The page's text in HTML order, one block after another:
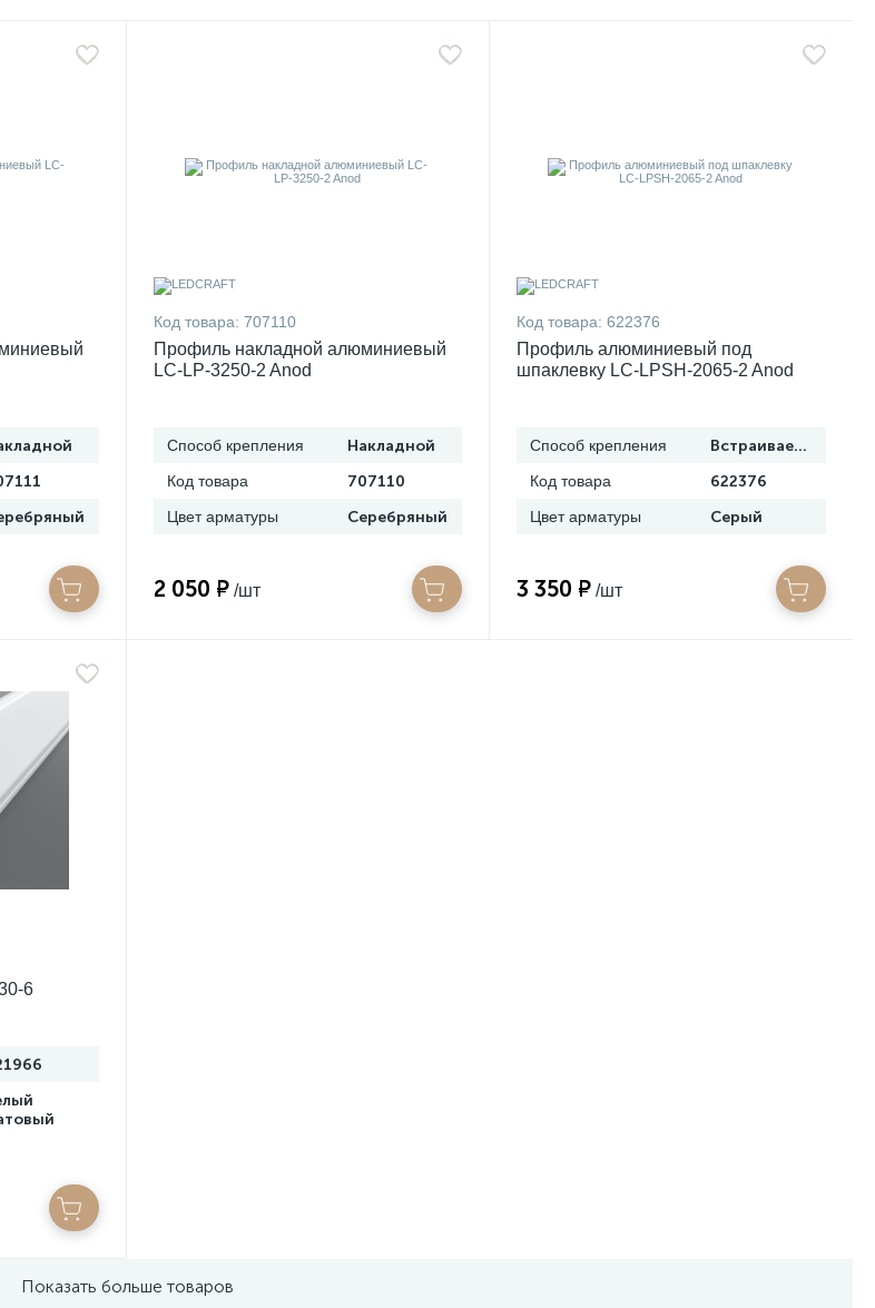
Код товара: 707110
Профиль накладной алюминиевый
LC-LP-3250-2 Anod
Способ крепления Накладной
Код товара 707110
Цвет арматуры Серебряный
2 050 ₽ /шт
Код товара: 622376
Профиль алюминиевый под
шпаклевку LC-LPSH-2065-2 Anod
Способ крепления Встраиваемый
Код товара 622376
Цвет арматуры Серый
3 350 ₽ /шт
6
Показать больше товаров